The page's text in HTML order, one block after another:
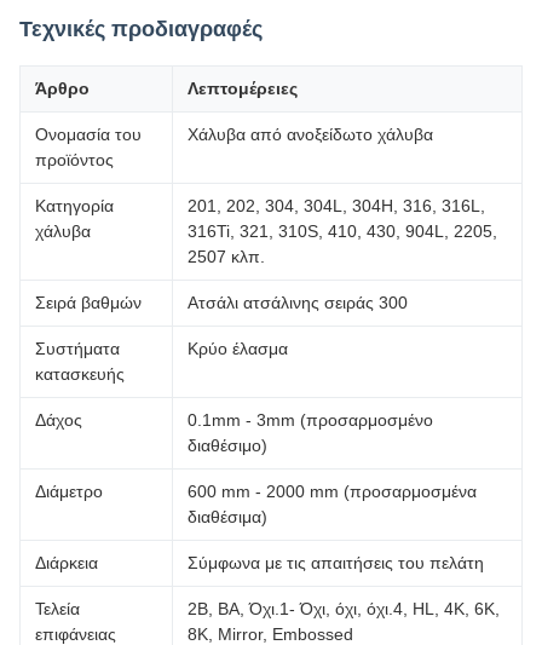
Τεχνικές προδιαγραφές
Άρθρο Λεπτομέρειες
Ονομασία του
προϊόντος
Χάλυβα από ανοξείδωτο χάλυβα
Κατηγορία
χάλυβα
201, 202, 304, 304L, 304H, 316, 316L,
316Ti, 321, 310S, 410, 430, 904L, 2205,
2507 κλπ.
Σειρά βαθμών Ατσάλι ατσάλινης σειράς 300
Συστήματα
κατασκευής
Κρύο έλασμα
Δάχος
0.1mm - 3mm (προσαρμοσμένο
διαθέσιμο)
Διάμετρο
600 mm - 2000 mm (προσαρμοσμένα
διαθέσιμα)
Διάρκεια Σύμφωνα με τις απαιτήσεις του πελάτη
Τελεία
επιφάνειας
2Β, ΒΑ, Όχι.1- Όχι, όχι, όχι.4, HL, 4K, 6K,
8K, Mirror, Embossed